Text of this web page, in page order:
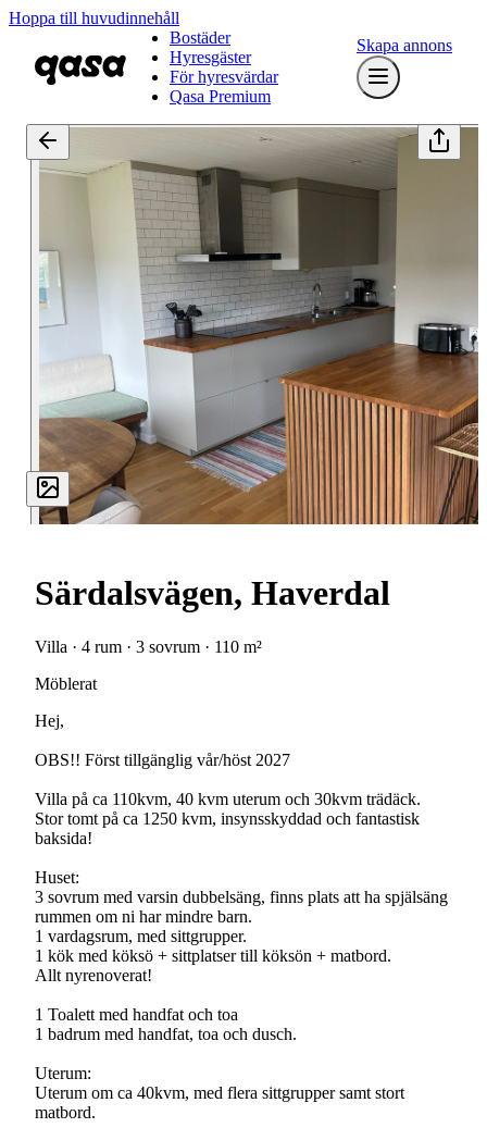
Hoppa till huvudinnehåll
Bostäder
Hyresgäster
För hyresvärdar
Qasa Premium
Skapa annons
Särdalsvägen, Haverdal
Villa · 4 rum · 3 sovrum · 110 m²
Möblerat
Hej,
OBS!! Först tillgänglig vår/höst 2027
Villa på ca 110kvm, 40 kvm uterum och 30kvm trädäck.
Stor tomt på ca 1250 kvm, insynsskyddad och fantastisk
baksida!
Huset:
3 sovrum med varsin dubbelsäng, finns plats att ha spjälsäng
rummen om ni har mindre barn.
1 vardagsrum, med sittgrupper.
1 kök med köksö + sittplatser till köksön + matbord.
Allt nyrenoverat!
1 Toalett med handfat och toa
1 badrum med handfat, toa och dusch.
Uterum:
Uterum om ca 40kvm, med flera sittgrupper samt stort
matbord.